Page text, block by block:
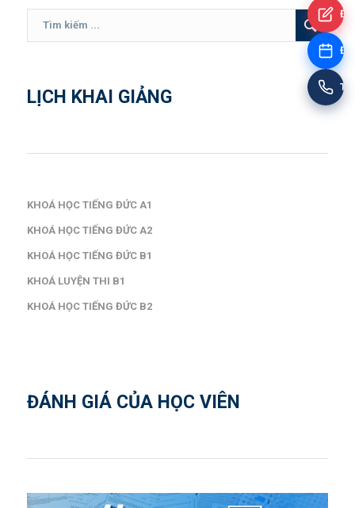
LỊCH KHAI GIẢNG
KHOÁ HỌC TIẾNG ĐỨC A1
KHOÁ HỌC TIẾNG ĐỨC A2
KHOÁ HỌC TIẾNG ĐỨC B1
KHOÁ LUYỆN THI B1
KHOÁ HỌC TIẾNG ĐỨC B2
ĐÁNH GIÁ CỦA HỌC VIÊN
Tư